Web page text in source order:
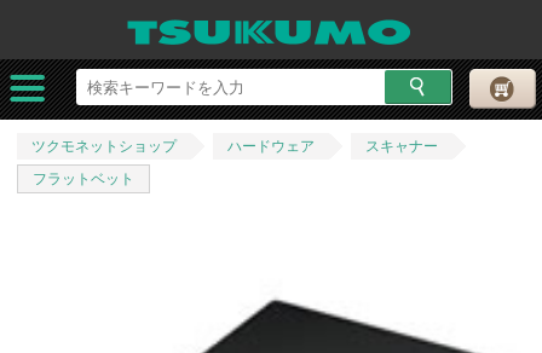
ツクモネットショップ ハードウェア
スキャナー
フラットベット